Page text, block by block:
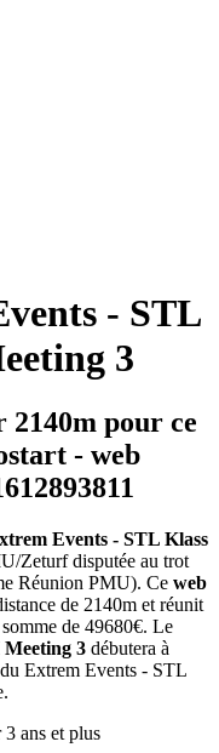
- STL
3
2140m pour ce
- web
Events - STL Klass
Zeturf disputée au trot
Réunion PMU). Ce web
de 2140m et réunit
de 49680€. Le
3 débutera à
Extrem Events - STL
ans et plus